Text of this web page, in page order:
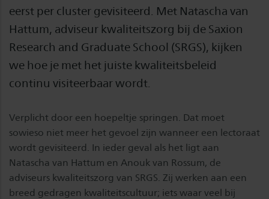
eerst per cluster gevisiteerd. Met Natascha van
Hattum, adviseur kwaliteitszorg bij de Saxion
Research and Graduate School (SRGS), kijken
we hoe je met het juiste kwaliteitsbeleid
continu visiteerbaar wordt.
Verplicht door een hoepeltje springen. Dat moet
sowieso niet meer het gevoel zijn wanneer een lectoraat
wordt gevisiteerd. In ieder geval als het ligt aan
Natascha van Hattum en Anouk van Rossum, de
adviseurs kwaliteitszorg van SRGS. Zij werken aan een
breed gedragen kwaliteitscultuur; iets waar veel bij